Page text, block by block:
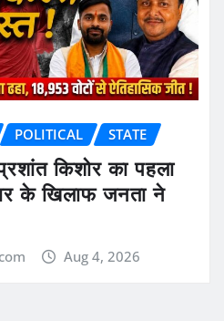
POLITICAL STATE
किशोर का पहला
के खिलाफ जनता ने
Aug 4, 2026